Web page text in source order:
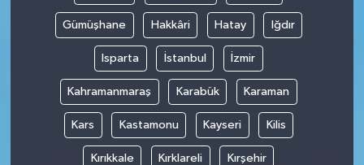
Gümüşhane Hakkâri Hatay Iğdır
Isparta İstanbul İzmir
Kahramanmaraş Karabük Karaman
Kars Kastamonu Kayseri Kilis
Kırıkkale Kırklareli Kırşehir